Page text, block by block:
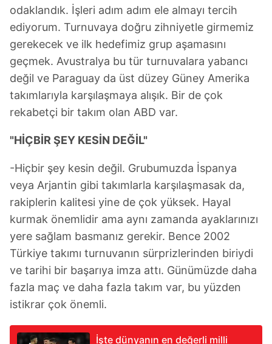
odaklandık. İşleri adım adım ele almayı tercih
ediyorum. Turnuvaya doğru zihniyetle girmemiz
gerekecek ve ilk hedefimiz grup aşamasını
geçmek. Avustralya bu tür turnuvalara yabancı
değil ve Paraguay da üst düzey Güney Amerika
takımlarıyla karşılaşmaya alışık. Bir de çok
rekabetçi bir takım olan ABD var.
"HİÇBİR ŞEY KESİN DEĞİL"
-Hiçbir şey kesin değil. Grubumuzda İspanya
veya Arjantin gibi takımlarla karşılaşmasak da,
rakiplerin kalitesi yine de çok yüksek. Hayal
kurmak önemlidir ama aynı zamanda ayaklarınızı
yere sağlam basmanız gerekir. Bence 2002
Türkiye takımı turnuvanın sürprizlerinden biriydi
ve tarihi bir başarıya imza attı. Günümüzde daha
fazla maç ve daha fazla takım var, bu yüzden
istikrar çok önemli.
İşte dünyanın en değerli milli